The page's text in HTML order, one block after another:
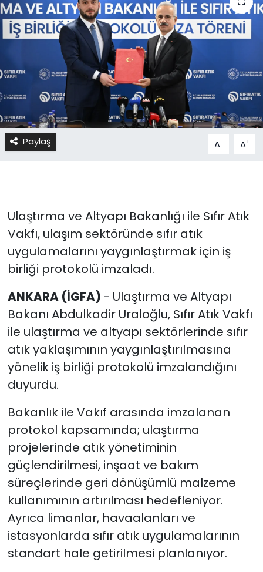
Paylaş A- A+
Ulaştırma ve Altyapı Bakanlığı ile Sıfır Atık
Vakfı, ulaşım sektöründe sıfır atık
uygulamalarını yaygınlaştırmak için iş
birliği protokolü imzaladı.
ANKARA (İGFA) - Ulaştırma ve Altyapı
Bakanı Abdulkadir Uraloğlu, Sıfır Atık Vakfı
ile ulaştırma ve altyapı sektörlerinde sıfır
atık yaklaşımının yaygınlaştırılmasına
yönelik iş birliği protokolü imzalandığını
duyurdu.
Bakanlık ile Vakıf arasında imzalanan
protokol kapsamında; ulaştırma
projelerinde atık yönetiminin
güçlendirilmesi, inşaat ve bakım
süreçlerinde geri dönüşümlü malzeme
kullanımının artırılması hedefleniyor.
Ayrıca limanlar, havaalanları ve
istasyonlarda sıfır atık uygulamalarının
standart hale getirilmesi planlanıyor.